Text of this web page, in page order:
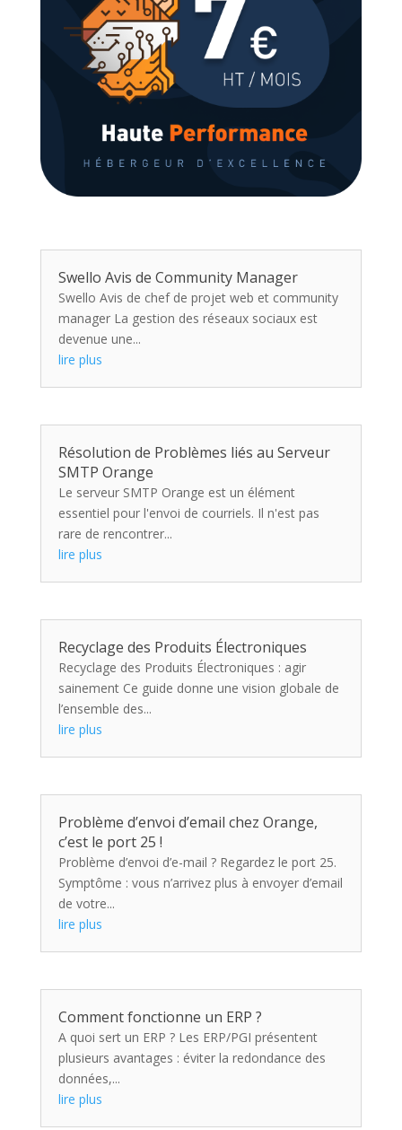
Swello Avis de Community Manager
Swello Avis de chef de projet web et community
manager La gestion des réseaux sociaux est
devenue une...
lire plus
Résolution de Problèmes liés au Serveur
SMTP Orange
Le serveur SMTP Orange est un élément
essentiel pour l'envoi de courriels. Il n'est pas
rare de rencontrer...
lire plus
Recyclage des Produits Électroniques
Recyclage des Produits Électroniques : agir
sainement Ce guide donne une vision globale de
l’ensemble des...
lire plus
Problème d’envoi d’email chez Orange,
c’est le port 25 !
Problème d’envoi d’e-mail ? Regardez le port 25.
Symptôme : vous n’arrivez plus à envoyer d’email
de votre...
lire plus
Comment fonctionne un ERP ?
A quoi sert un ERP ? Les ERP/PGI présentent
plusieurs avantages : éviter la redondance des
données,...
lire plus